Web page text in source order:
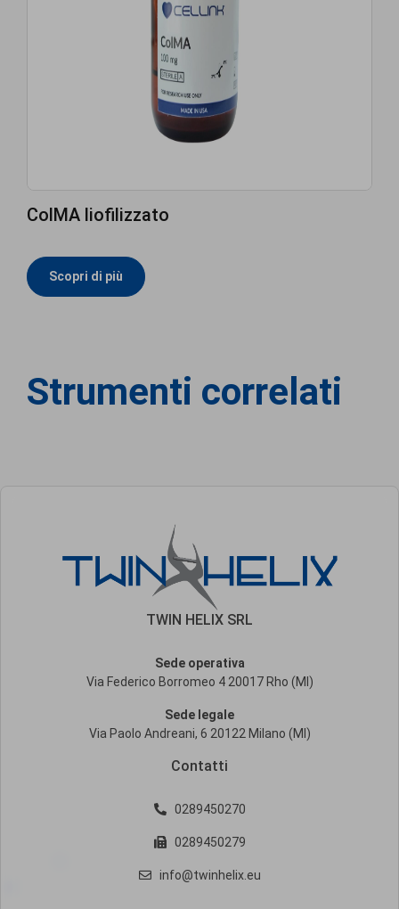
ColMA liofilizzato
Scopri di più
Strumenti correlati
TWIN HELIX SRL
Sede operativa
Via Federico Borromeo 4 20017 Rho (MI)
Sede legale
Via Paolo Andreani, 6 20122 Milano (MI)
Contatti
0289450270
0289450279
info@twinhelix.eu